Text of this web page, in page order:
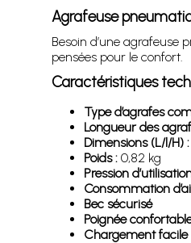
Agrafeuse
Besoin d’une agrafeuse
pensées pour le confort.
Caractéristiques
Type d’agrafes
Longueur des
Dimensions (L/l/H) :
Poids :0,82 kg
Pression
Consommation
Bec sécurisé
Poignée
Chargement facile